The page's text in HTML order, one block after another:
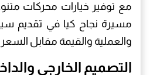
مسيرة نجاح كيا في تقديم
والعملية والقيمة مقابل
التصميم الخارجي